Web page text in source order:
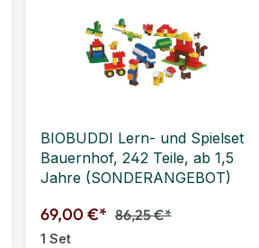
BIOBUDDI Lern- und Spielset
Bauernhof, 242 Teile, ab 1,5
Jahre (SONDERANGEBOT)
69,00 €* 86,25 €*
1 Set